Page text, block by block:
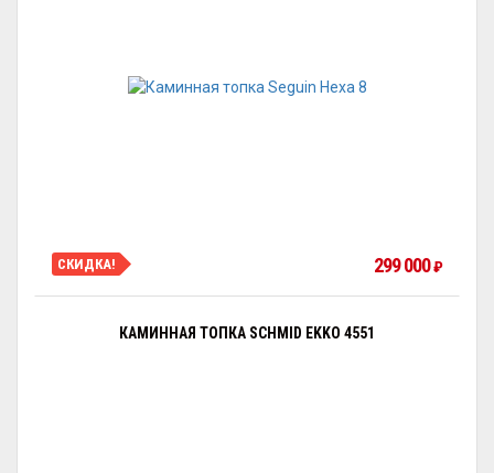
СКИДКА! 299 000₽
КАМИННАЯ ТОПКА SCHMID EKKO 4551